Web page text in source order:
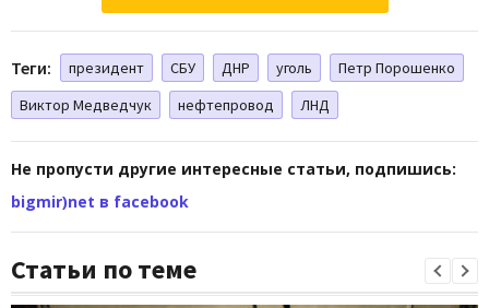
Теги: президент СБУ ДНР уголь
Петр Порошенко
Виктор Медведчук
нефтепровод ЛНД
Не пропусти другие интересные статьи, подпишись:
bigmir)net в facebook
Статьи по теме